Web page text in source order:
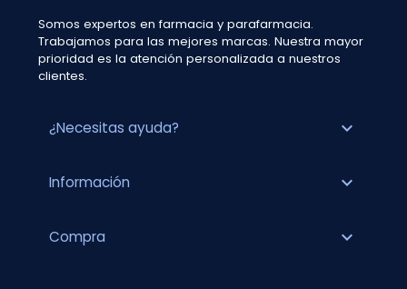
Somos expertos en farmacia y parafarmacia.
Trabajamos para las mejores marcas. Nuestra mayor
prioridad es la atención personalizada a nuestros
clientes.
¿Necesitas ayuda? expand_more
Información expand_more
Compra expand_more